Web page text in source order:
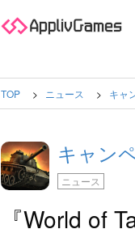
TOP ニュース キャ
キャン
ニュース
『World of